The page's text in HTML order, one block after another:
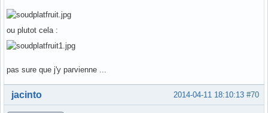
ou plutot cela :
pas sure que j'y parvienne ...
Hors ligne #70
2014-04-11 18:10:13
jacinto